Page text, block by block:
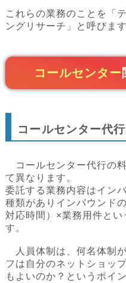
これらの業務のことを「
ングリサーチ」と呼びます
コールセンター
コールセンター代
コールセンター代行の
て異なります。
委託する業務内容はイン
種類がありインバウンド
対応時間）×業務用件とい
す。
人員体制は、何名体制
フは自分のネットショッ
もよいのか？というポイ